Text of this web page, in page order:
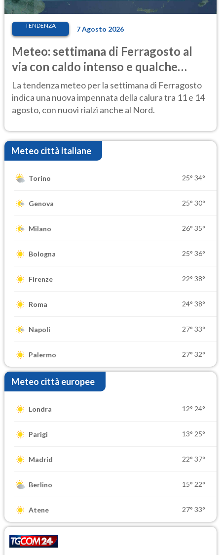
TENDENZA 7 Agosto 2026
Meteo: settimana di Ferragosto al
via con caldo intenso e qualche
temporale
La tendenza meteo per la settimana di Ferragosto
indica una nuova impennata della calura tra 11 e 14
agosto, con nuovi rialzi anche al Nord.
Meteo città italiane
Torino 25° 34°
Genova 25° 30°
Milano 26° 35°
Bologna 25° 36°
Firenze 22° 38°
Roma 24° 38°
Napoli 27° 33°
Palermo 27° 32°
Meteo città europee
Londra 12° 24°
Parigi 13° 25°
Madrid 22° 37°
Berlino 15° 22°
Atene 27° 33°